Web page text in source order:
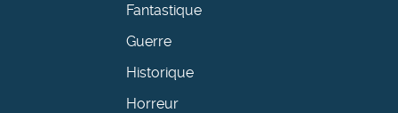
Fantastique
Guerre
Historique
Horreur